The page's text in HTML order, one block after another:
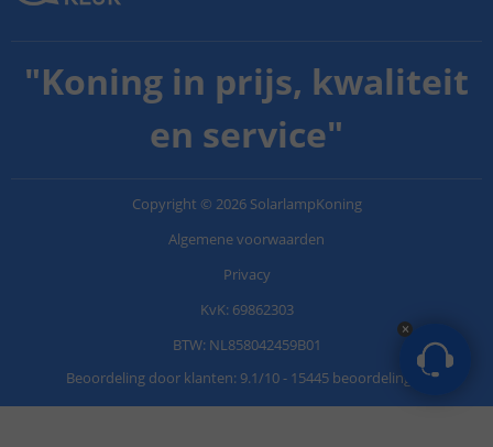
"Koning in prijs, kwaliteit
en service"
Copyright © 2026 SolarlampKoning
Algemene voorwaarden
Privacy
KvK: 69862303
BTW: NL858042459B01
Beoordeling door klanten: 9.1/10- 15445 beoordelingen